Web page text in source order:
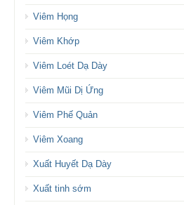
Viêm Họng
Viêm Khớp
Viêm Loét Dạ Dày
Viêm Mũi Dị Ứng
Viêm Phế Quản
Viêm Xoang
Xuất Huyết Dạ Dày
Xuất tinh sớm